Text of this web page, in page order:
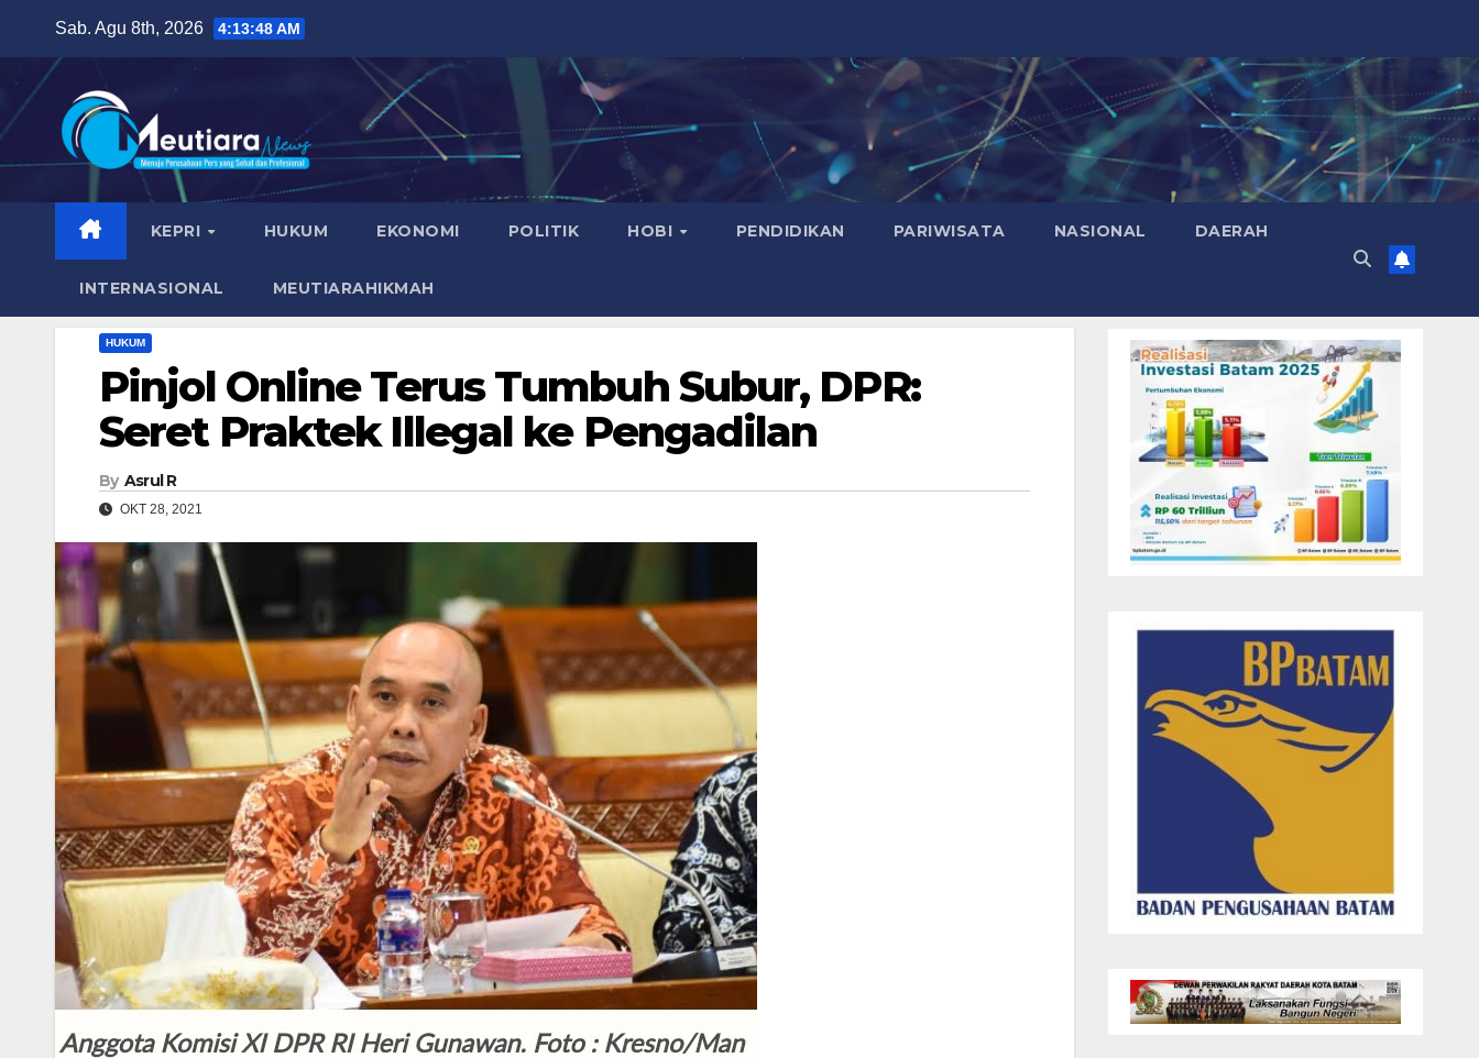
content
Sab. Agu 8th, 2026 4:13:49 AM
KEPRI HUKUM EKONOMI POLITIK HOBI PENDIDIKAN PARIWISATA NASIONAL DAERAH
INTERNASIONAL MEUTIARAHIKMAH
HUKUM
Pinjol Online Terus Tumbuh Subur, DPR:
Seret Praktek Illegal ke Pengadilan
By Asrul R
OKT 28, 2021